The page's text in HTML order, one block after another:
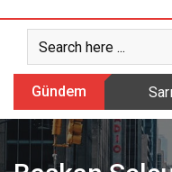
Gündem